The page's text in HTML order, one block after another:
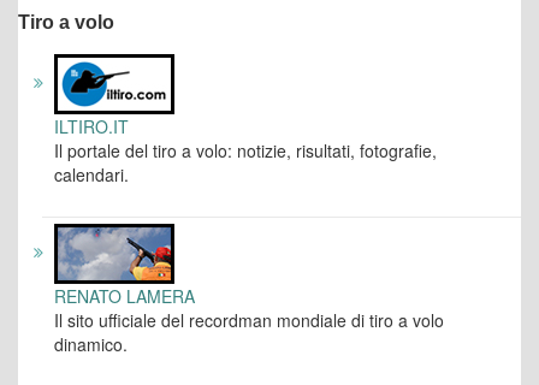
Tiro a volo
ILTIRO.IT
Il portale del tiro a volo: notizie, risultati, fotografie,
calendari.
RENATO LAMERA
Il sito ufficiale del recordman mondiale di tiro a volo
dinamico.